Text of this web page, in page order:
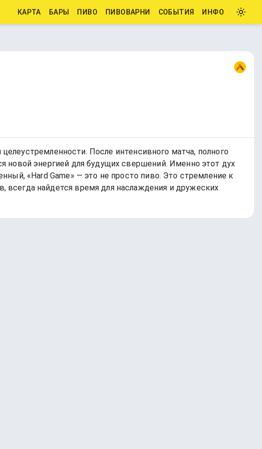
КАРТА БАРЫ ПИВО ПИВОВАРНИ СОБЫТИЯ ИНФО
После интенсивного матча, полного
новой энергией для будущих свершений. Именно этот дух
«Hard Game» — это не просто пиво. Это стремление к
найдется время для наслаждения и дружеских